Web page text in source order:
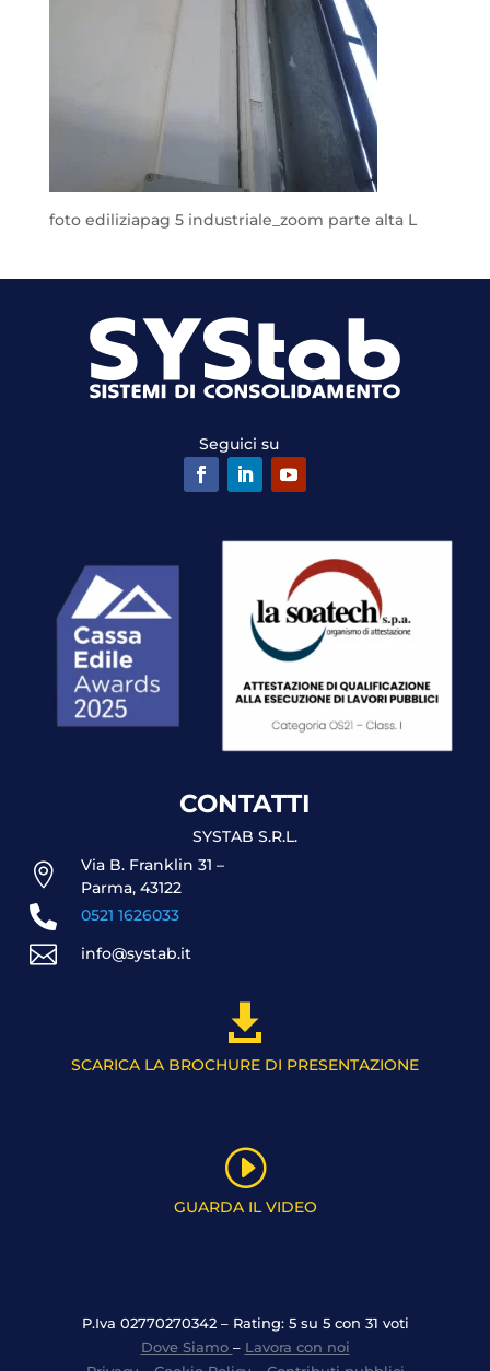
foto ediliziapag 5 industriale_zoom parte alta L
Seguici su
CONTATTI
SYSTAB S.R.L.

Via B. Franklin 31 –
Parma, 43122
 0521 1626033
 info@systab.it

SCARICA LA BROCHURE DI PRESENTAZIONE
I
GUARDA IL VIDEO
P.Iva 02770270342 – Rating: 5 su 5 con 31 voti
Dove Siamo – Lavora con noi